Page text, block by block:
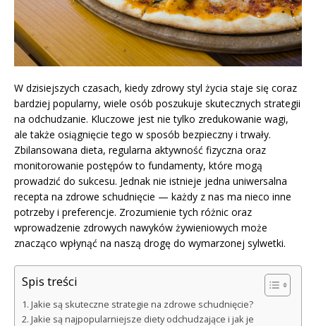
W dzisiejszych czasach, kiedy zdrowy styl życia staje się coraz
bardziej popularny, wiele osób poszukuje skutecznych strategii
na odchudzanie. Kluczowe jest nie tylko zredukowanie wagi,
ale także osiągnięcie tego w sposób bezpieczny i trwały.
Zbilansowana dieta, regularna aktywność fizyczna oraz
monitorowanie postępów to fundamenty, które mogą
prowadzić do sukcesu. Jednak nie istnieje jedna uniwersalna
recepta na zdrowe schudnięcie — każdy z nas ma nieco inne
potrzeby i preferencje. Zrozumienie tych różnic oraz
wprowadzenie zdrowych nawyków żywieniowych może
znacząco wpłynąć na naszą drogę do wymarzonej sylwetki.
Spis treści
Jakie są skuteczne strategie na zdrowe schudnięcie?
Jakie są najpopularniejsze diety odchudzające i jak je